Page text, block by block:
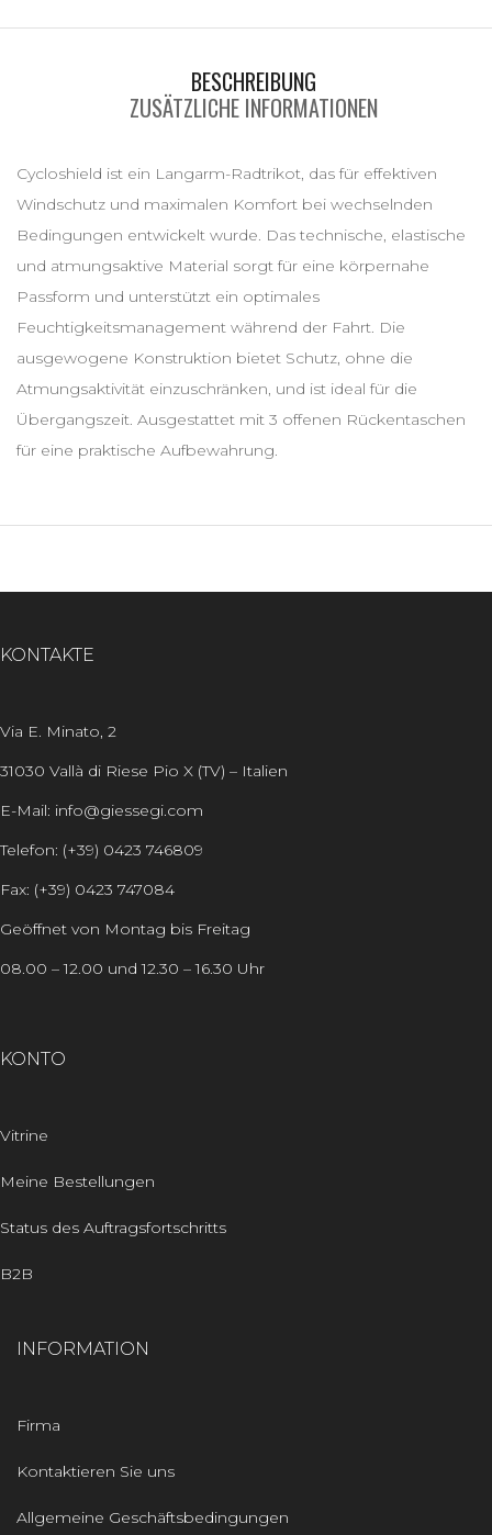
BESCHREIBUNG
ZUSÄTZLICHE INFORMATIONEN
Cycloshield ist ein Langarm-Radtrikot, das für effektiven
Windschutz und maximalen Komfort bei wechselnden
Bedingungen entwickelt wurde. Das technische, elastische
und atmungsaktive Material sorgt für eine körpernahe
Passform und unterstützt ein optimales
Feuchtigkeitsmanagement während der Fahrt. Die
ausgewogene Konstruktion bietet Schutz, ohne die
Atmungsaktivität einzuschränken, und ist ideal für die
Übergangszeit. Ausgestattet mit 3 offenen Rückentaschen
für eine praktische Aufbewahrung.
KONTAKTE
Via E. Minato, 2
31030 Vallà di Riese Pio X (TV) – Italien
E-Mail: info@giessegi.com
Telefon: (+39) 0423 746809
Fax: (+39) 0423 747084
Geöffnet von Montag bis Freitag
08.00 – 12.00 und 12.30 – 16.30 Uhr
KONTO
Vitrine
Meine Bestellungen
Status des Auftragsfortschritts
B2B
INFORMATION
Firma
Kontaktieren Sie uns
Allgemeine Geschäftsbedingungen